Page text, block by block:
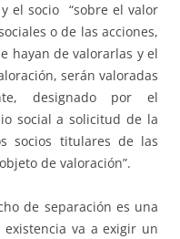
el socio “sobre el valor
o de las acciones,
hayan de valorarlas y el
serán valoradas
designado por el
social a solicitud de la
socios titulares de las
de valoración”.
de separación es una
existencia va a exigir un